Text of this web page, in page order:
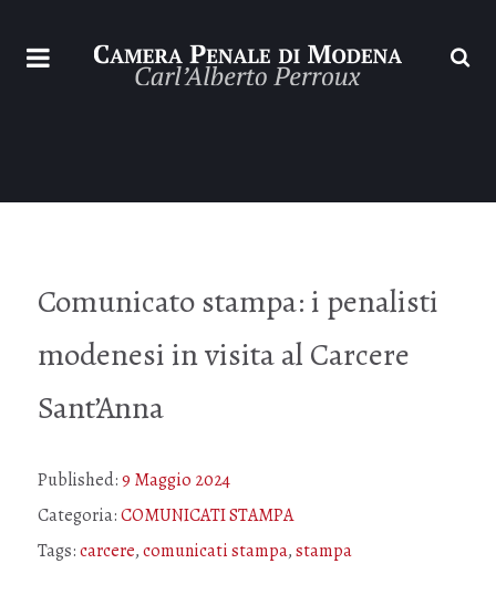
Comunicato stampa: i penalisti
modenesi in visita al Carcere
Sant’Anna
Published:9 Maggio 2024
Categoria:COMUNICATI STAMPA
Tags:carcere,comunicati stampa,stampa